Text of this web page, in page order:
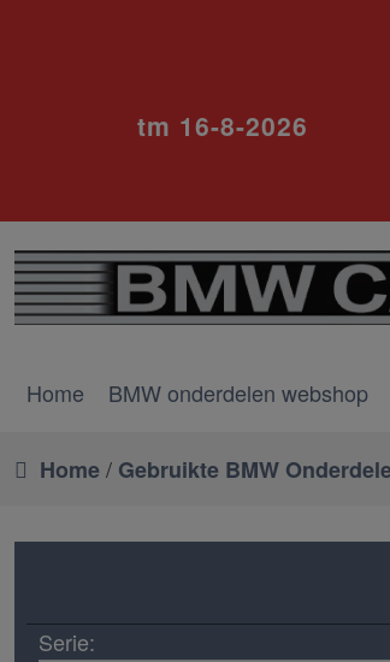
ivm
tm 16-8-2026
Home BMW onderdelen webshop
Home/ Gebruikte BMW
Serie: